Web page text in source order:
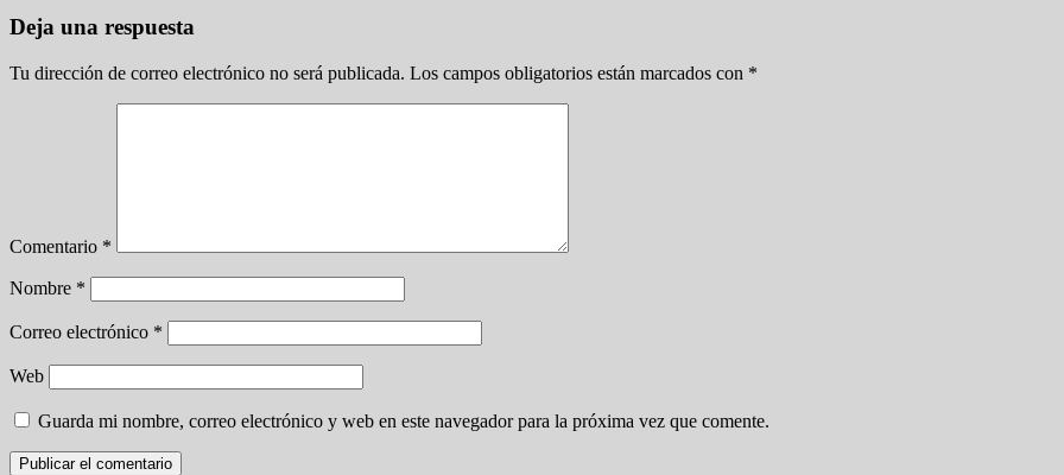
Deja una respuesta
Tu dirección de correo electrónico no será publicada. Los campos obligatorios están marcados con *
Comentario *
Nombre *
Correo electrónico *
Web
Guarda mi nombre, correo electrónico y web en este navegador para la próxima vez que comente.